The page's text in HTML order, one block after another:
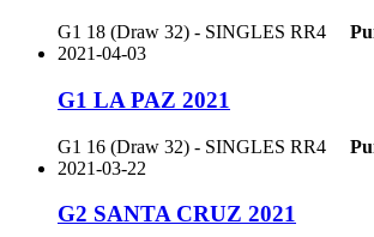
G1 18 (Draw 32) - SINGLES RR4
2021-04-03
G1 LA PAZ 2021
G1 16 (Draw 32) - SINGLES RR4
2021-03-22
G2 SANTA CRUZ 2021